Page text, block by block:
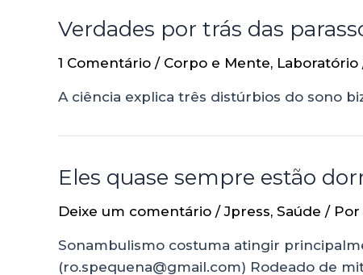
Verdades por trás das
1 Comentário / Corpo e Mente, Laboratório
A ciência explica três distúrbios do sono
Eles quase sempre estão
Deixe um comentário /Jpress, Saúde / Por
Sonambulismo costuma atingir
(ro.spequena@gmail.com) Rodeado de